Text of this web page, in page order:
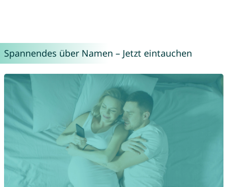
Spannendes über Namen – Jetzt eintauchen